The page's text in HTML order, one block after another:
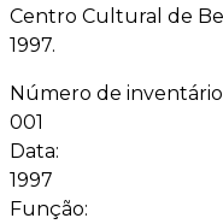
Centro Cultural de
1997.
Número de
001
Data:
1997
Função: